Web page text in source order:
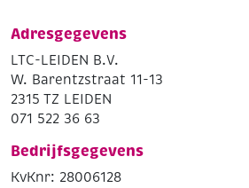
Adresgegevens
LTC-LEIDEN B.V.
W. Barentzstraat 11-13
2315 TZ LEIDEN
071 522 36 63
Bedrijfsgegevens
KvKnr: 28006128